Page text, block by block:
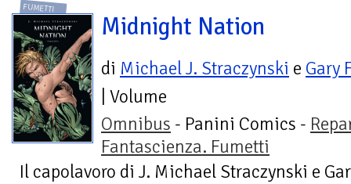
FUMETTI
Midnight Nation
di Michael J. Straczynski e Gary
| Volume
Omnibus - Panini Comics -
Fantascienza. Fumetti
Il capolavoro di J. Michael Straczynski e